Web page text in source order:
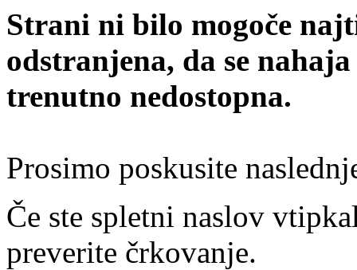
Strani ni bilo mogoče
odstranjena, da se
trenutno nedostopna.
Prosimo poskusite
Če ste spletni naslov
preverite črkovanje.